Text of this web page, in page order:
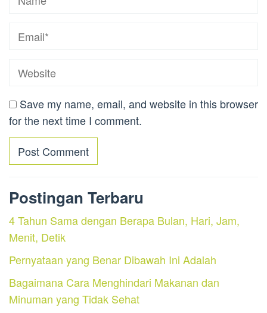
Save my name, email, and website in this browser
for the next time I comment.
Postingan Terbaru
4 Tahun Sama dengan Berapa Bulan, Hari, Jam,
Menit, Detik
Pernyataan yang Benar Dibawah Ini Adalah
Bagaimana Cara Menghindari Makanan dan
Minuman yang Tidak Sehat